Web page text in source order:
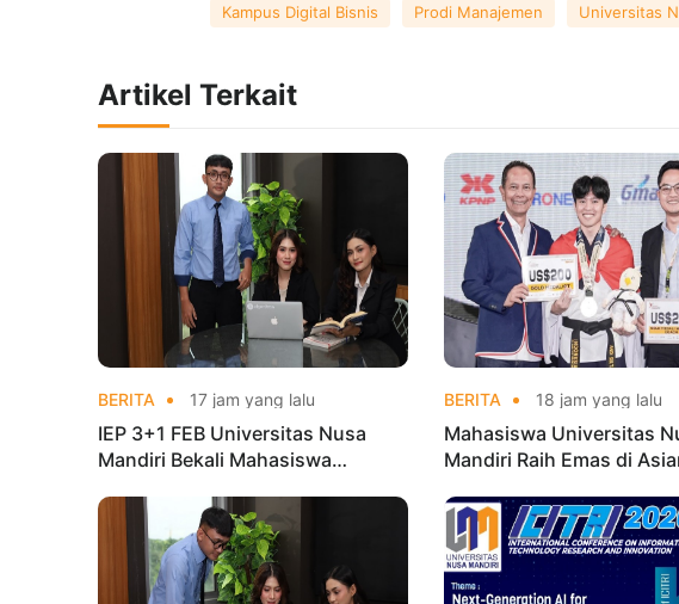
Kampus Digital Bisnis Prodi Manajemen Universitas
Artikel Terkait
BERITA 17 jam yang lalu
IEP 3+1 FEB Universitas Nusa
Mandiri Bekali Mahasiswa
BERITA 18 jam yang lalu
Mahasiswa Universitas
Mandiri Raih Emas di
Championships 2026